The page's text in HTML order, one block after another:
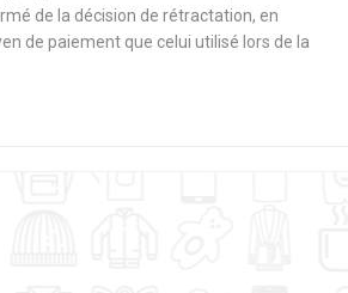
de la décision de rétractation, en
de paiement que celui utilisé lors de la